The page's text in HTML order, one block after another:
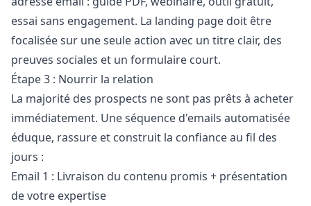
essai sans engagement. La landing page doit être
focalisée sur une seule action avec un titre clair, des
preuves sociales et un formulaire court.
Étape 3 : Nourrir la relation
La majorité des prospects ne sont pas prêts à acheter
immédiatement. Une séquence d'emails automatisée
éduque, rassure et construit la confiance au fil des
jours :
Email 1 : Livraison du contenu promis + présentation
de votre expertise